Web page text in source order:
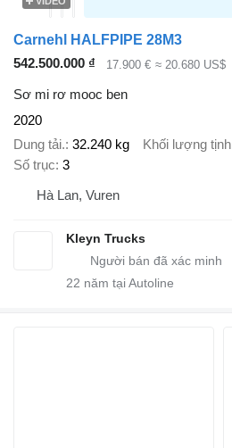
Carnehl HALFPIPE 28M3
542.500.000 ₫
17.900 € ≈ 20.680 US$
Sơ mi rơ mooc ben
2020
Dung tải. 32.240 kg Khối lượng tịnh
Số trục 3
Hà Lan, Vuren
Kleyn Trucks
22 năm tại Autoline